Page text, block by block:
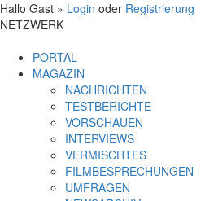
Hallo Gast » Login oder Registrierung
NETZWERK
PORTAL
MAGAZIN
NACHRICHTEN
TESTBERICHTE
VORSCHAUEN
INTERVIEWS
VERMISCHTES
FILMBESPRECHUNGEN
UMFRAGEN